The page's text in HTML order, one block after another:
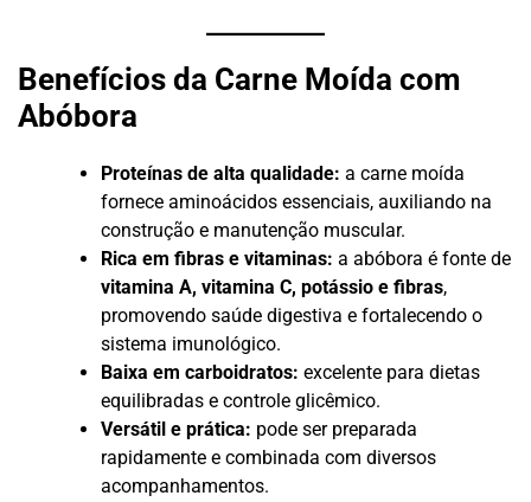
Benefícios da Carne Moída com
Abóbora
Proteínas de alta qualidade: a carne moída
fornece aminoácidos essenciais, auxiliando na
construção e manutenção muscular.
Rica em fibras e vitaminas: a abóbora é fonte de
vitamina A, vitamina C, potássio e fibras,
promovendo saúde digestiva e fortalecendo o
sistema imunológico.
Baixa em carboidratos: excelente para dietas
equilibradas e controle glicêmico.
Versátil e prática: pode ser preparada
rapidamente e combinada com diversos
acompanhamentos.